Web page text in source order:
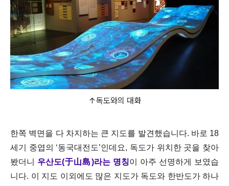
↑독도와의 대화
한쪽 벽면을 다 차지하는 큰 지도를 발견했습니다. 바로 18
세기 중엽의 ‘동국대전도’인데요, 독도가 위치한 곳을 찾아
봤더니 우산도(于山島)라는 명칭이 아주 선명하게 보였습
니다. 이 지도 이외에도 많은 지도가 독도와 한반도가 하나